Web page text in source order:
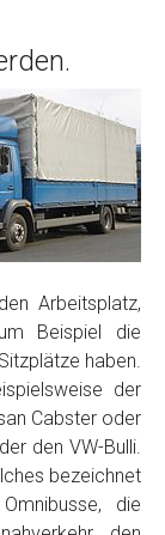
Arbeitsplatz,
Beispiel die
haben.
der
Cabster oder
den VW-Bulli.
bezeichnet
die